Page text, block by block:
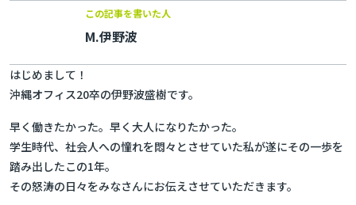
この記事を書いた人
M.伊野波
はじめまして！
沖縄オフィス20卒の伊野波盛樹です。
早く働きたかった。早く大人になりたかった。
学生時代、社会人への憧れを悶々とさせていた私が遂にその一歩を
踏み出したこの1年。
その怒涛の日々をみなさんにお伝えさせていただきます。